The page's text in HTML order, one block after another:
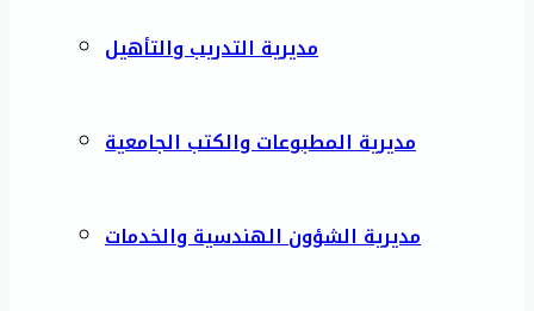
مديرية التدريب والتأهيل
مديرية المطبوعات والكتب الجامعية
مديرية الشؤون الهندسية والخدمات